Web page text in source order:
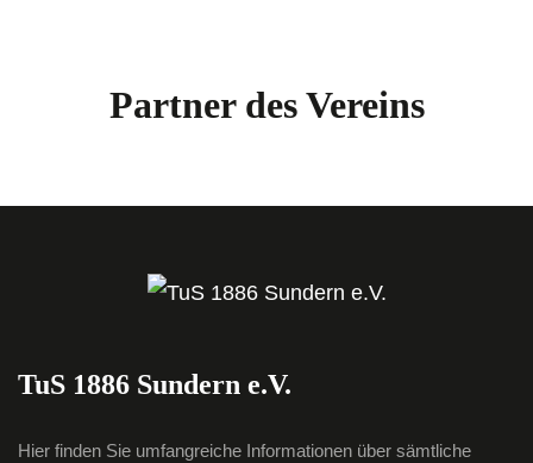
Partner des Vereins
TuS 1886 Sundern e.V.
Hier finden Sie umfangreiche Informationen über sämtliche